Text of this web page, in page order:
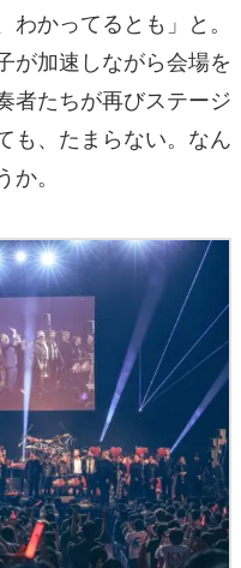
わかってるとも」と。
が加速しながら会場を
者たちが再びステージ
も、たまらない。なん
。